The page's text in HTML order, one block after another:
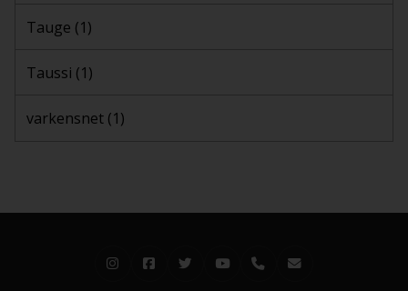
Tauge (1)
Taussi (1)
varkensnet (1)